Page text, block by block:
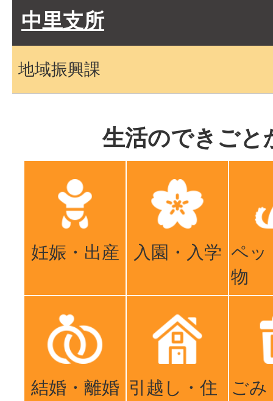
中里支所
地域振興課
生活のできごと
妊娠・出産 入園・入学 ペッ
物
結婚・離婚 引越し・住
ごみ